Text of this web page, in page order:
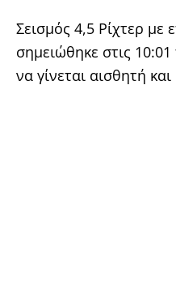
Σεισμός 4,5 Ρίχτερ με
σημειώθηκε στις
να γίνεται αισθητή